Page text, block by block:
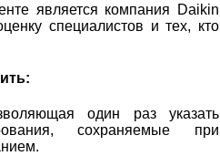
является компания Daikin
специалистов и тех, кто
один раз указать
сохраняемые при